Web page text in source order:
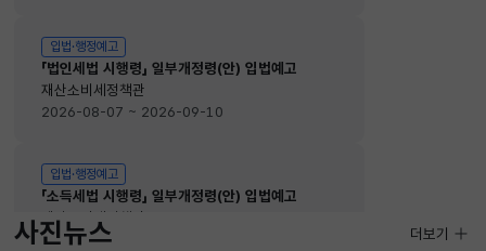
입법·행정예고
「법인세법 시행령」 일부개정령(안) 입법예고
재산소비세정책관
2026-08-07 ~ 2026-09-10
입법·행정예고
「소득세법 시행령」 일부개정령(안) 입법예고
재산소비세정책관
2026-08-07 ~ 2026-09-10
사진뉴스 사진뉴스
더보기